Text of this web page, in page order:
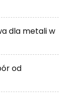
dla metali w
od